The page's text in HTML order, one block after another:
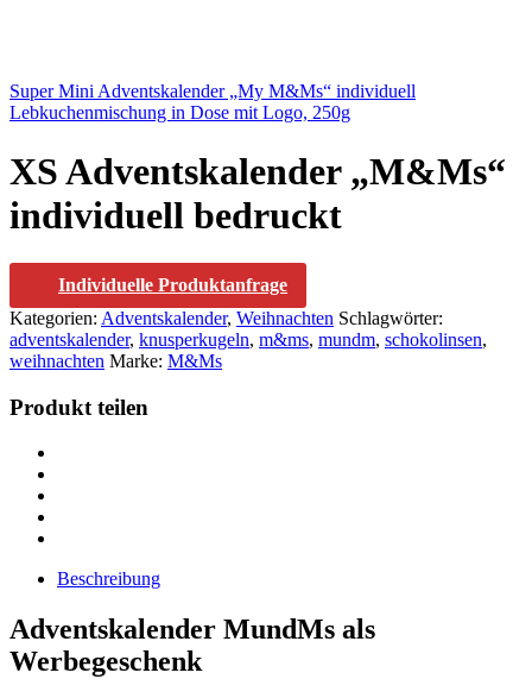
Super Mini Adventskalender „My M&Ms“ individuell
Lebkuchenmischung in Dose mit Logo, 250g
XS Adventskalender „M&Ms“
individuell bedruckt
Individuelle Produktanfrage
Kategorien: Adventskalender, Weihnachten Schlagwörter:
adventskalender, knusperkugeln, m&ms, mundm, schokolinsen,
weihnachten Marke: M&Ms
Produkt teilen
Beschreibung
Adventskalender MundMs als
Werbegeschenk